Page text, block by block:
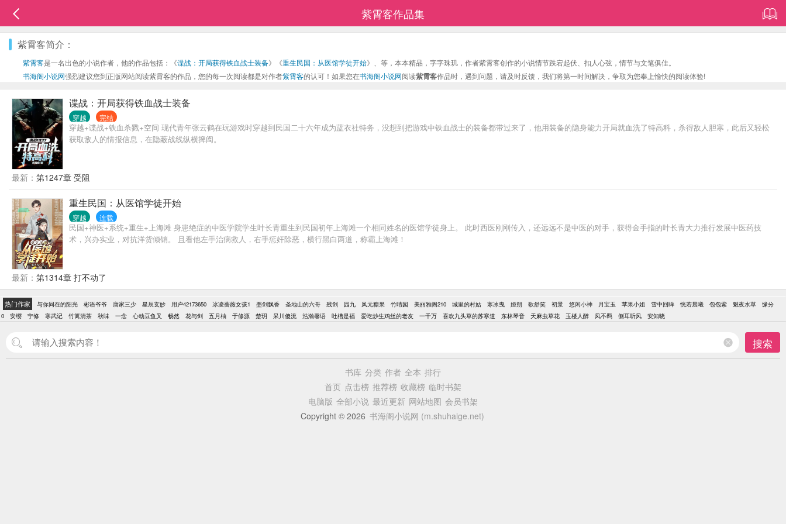
紫霄客作品集
紫霄客简介：
紫霄客是一名出色的小说作者，他的作品包括：《谍战：开局获得铁血战士装备》《重生民国：从医馆学徒开始》、等，本本精品，字字珠玑，作者紫霄客创作的小说情节跌宕起伏、扣人心弦，情节与文笔俱佳。
书海阁小说网强烈建议您到正版网站阅读紫霄客的作品，您的每一次阅读都是对作者紫霄客的认可！如果您在书海阁小说网阅读紫霄客作品时，遇到问题，请及时反馈，我们将第一时间解决，争取为您奉上愉快的阅读体验!
谍战：开局获得铁血战士装备
穿越 完结
穿越+谍战+铁血杀戮+空间 现代青年张云鹤在玩游戏时穿越到民国二十六年成为蓝衣社特务，没想到把游戏中铁血战士的装备都带过来了，他用装备的隐身能力开局就血洗了特高科，杀得敌人胆寒，此后又轻松
获取敌人的情报信息，在隐蔽战线纵横捭阖。
最新： 第1247章 受阻
重生民国：从医馆学徒开始
穿越 连载
民国+神医+系统+重生+上海滩 身患绝症的中医学院学生叶长青重生到民国初年上海滩一个相同姓名的医馆学徒身上。 此时西医刚刚传入，还远远不是中医的对手，获得金手指的叶长青大力推行发展中医药技
术，兴办实业，对抗洋货倾销。 且看他左手治病救人，右手惩奸除恶，横行黑白两道，称霸上海滩！
最新： 第1314章 打不动了
热门作家 与你同在的阳光 彬语爷爷 唐家三少 星辰玄妙 用户42173650 冰凌蔷薇女孩1 墨剑飘香 圣地山的六哥 残剑 园九 凤元糖果 竹晴园 美丽雅阁210 城里的村姑 寒冰曳 姬朔 歌舒笑 初景 悠闲小神 月宝玉 苹果小姐 雪中回眸 恍若晨曦 包包紫 魅夜水草
缘分
0
安缨 宁修 寒武记 竹篱清茶 秋味 一念 心动豆鱼叉 畅然 花与剑 五月柚 于修源 楚玥 呆川傻流 浩瀚馨语 吐槽是福 爱吃炒生鸡丝的老友 一千万 喜欢九头草的苏寒道 东林琴音 天麻虫草花 玉楼人醉 凤不羁 侧耳听风 安知晓
搜索
书库 分类 作者 全本 排行
首页 点击榜 推荐榜 收藏榜 临时书架
电脑版 全部小说 最近更新 网站地图 会员书架
Copyright © 2026 书海阁小说网 (m.shuhaige.net)